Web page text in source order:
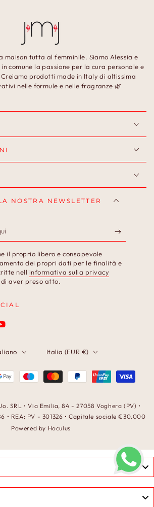
maison tutta al femminile. Siamo Alessia e
comune la passione per la cura personale e
Creiamo prodotti made in Italy di altissima
nelle formule e nelle fragranze 🌿
NOSTRA NEWSLETTER
il proprio libero e consapevole
dei propri dati per le finalità e
nell'informativa sulla privacy
aver preso atto.
YouTube
. SRL • Via Emilia, 84 - 27058 Voghera (PV) •
• REA: PV - 301326 • Capitale sociale €30.000
Powered by Hoculus
geografica
Italia (EUR €)